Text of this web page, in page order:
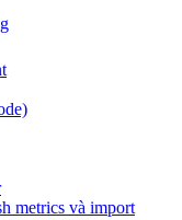
metrics và import